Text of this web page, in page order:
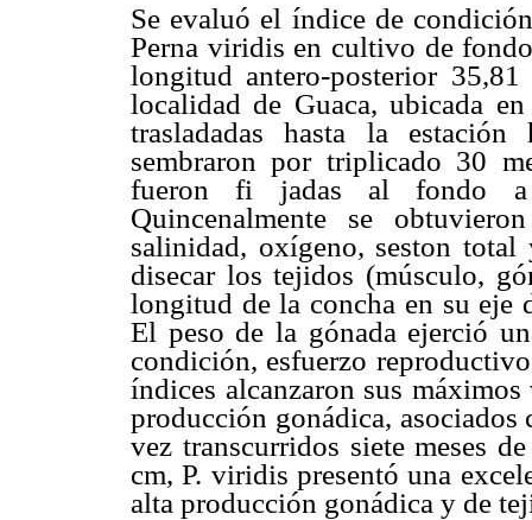
Se evaluó el índice de
Perna viridis en cultivo de
longitud antero-posterior
localidad de Guaca, ubicada
trasladadas hasta la
sembraron por triplicado 30
fueron fi jadas al fondo a
Quincenalmente se
salinidad, oxígeno, seston
disecar los tejidos (músculo,
longitud de la concha en su eje
El peso de la gónada ejerció
condición, esfuerzo
índices alcanzaron sus
producción gonádica,
vez transcurridos siete meses
cm, P. viridis presentó una
alta producción gonádica y de